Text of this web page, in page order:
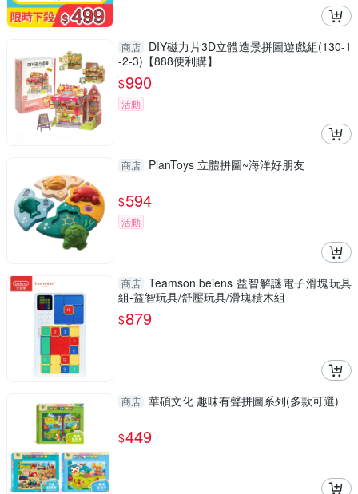
商店
DIY磁力片3D立體造景拼圖遊戲組(130-1
-2-3)【888便利購】
$990
活動
商店 PlanToys 立體拼圖~海洋好朋友
$594
活動
商店 Teamson beiens 益智解謎電子滑塊玩具
組-益智玩具/舒壓玩具/滑塊積木組
$879
商店 華碩文化 趣味有聲拼圖系列(多款可選)
$449